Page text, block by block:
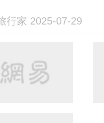
行家 2025-07-29